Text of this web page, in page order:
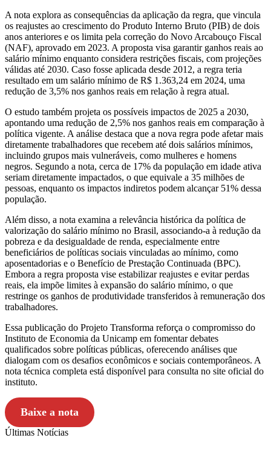
A nota explora as consequências da aplicação da regra, que vincula
os reajustes ao crescimento do Produto Interno Bruto (PIB) de dois
anos anteriores e os limita pela correção do Novo Arcabouço Fiscal
(NAF), aprovado em 2023. A proposta visa garantir ganhos reais ao
salário mínimo enquanto considera restrições fiscais, com projeções
válidas até 2030. Caso fosse aplicada desde 2012, a regra teria
resultado em um salário mínimo de R$ 1.363,24 em 2024, uma
redução de 3,5% nos ganhos reais em relação à regra atual.
O estudo também projeta os possíveis impactos de 2025 a 2030,
apontando uma redução de 2,5% nos ganhos reais em comparação à
política vigente. A análise destaca que a nova regra pode afetar mais
diretamente trabalhadores que recebem até dois salários mínimos,
incluindo grupos mais vulneráveis, como mulheres e homens
negros. Segundo a nota, cerca de 17% da população em idade ativa
seriam diretamente impactados, o que equivale a 35 milhões de
pessoas, enquanto os impactos indiretos podem alcançar 51% dessa
população.
Além disso, a nota examina a relevância histórica da política de
valorização do salário mínimo no Brasil, associando-a à redução da
pobreza e da desigualdade de renda, especialmente entre
beneficiários de políticas sociais vinculadas ao mínimo, como
aposentadorias e o Benefício de Prestação Continuada (BPC).
Embora a regra proposta vise estabilizar reajustes e evitar perdas
reais, ela impõe limites à expansão do salário mínimo, o que
restringe os ganhos de produtividade transferidos à remuneração dos
trabalhadores.
Essa publicação do Projeto Transforma reforça o compromisso do
Instituto de Economia da Unicamp em fomentar debates
qualificados sobre políticas públicas, oferecendo análises que
dialogam com os desafios econômicos e sociais contemporâneos. A
nota técnica completa está disponível para consulta no site oficial do
instituto.
Baixe a nota
Últimas Notícias